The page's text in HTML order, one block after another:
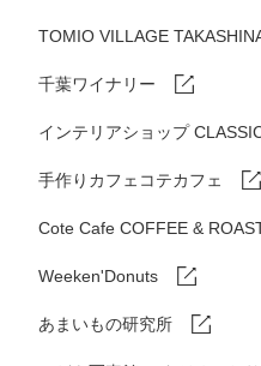
TOMIO VILLAGE
千葉ワイナリー
インテリアショップ
手作りカフェコテカフェ
Cote Cafe COFFEE &
Weeken'Donuts
あまいもの研究所